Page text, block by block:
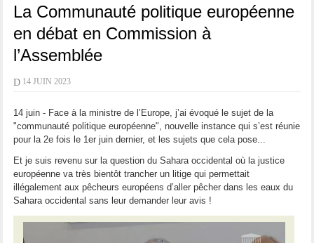
La Communauté politique européenne
en débat en Commission à
l’Assemblée
D 14 JUIN 2023
14 juin - Face à la ministre de l’Europe, j’ai évoqué le sujet de la
"communauté politique européenne", nouvelle instance qui s’est réunie
pour la 2e fois le 1er juin dernier, et les sujets que cela pose...
Et je suis revenu sur la question du Sahara occidental où la justice
européenne va très bientôt trancher un litige qui permettait
illégalement aux pêcheurs européens d’aller pêcher dans les eaux du
Sahara occidental sans leur demander leur avis !